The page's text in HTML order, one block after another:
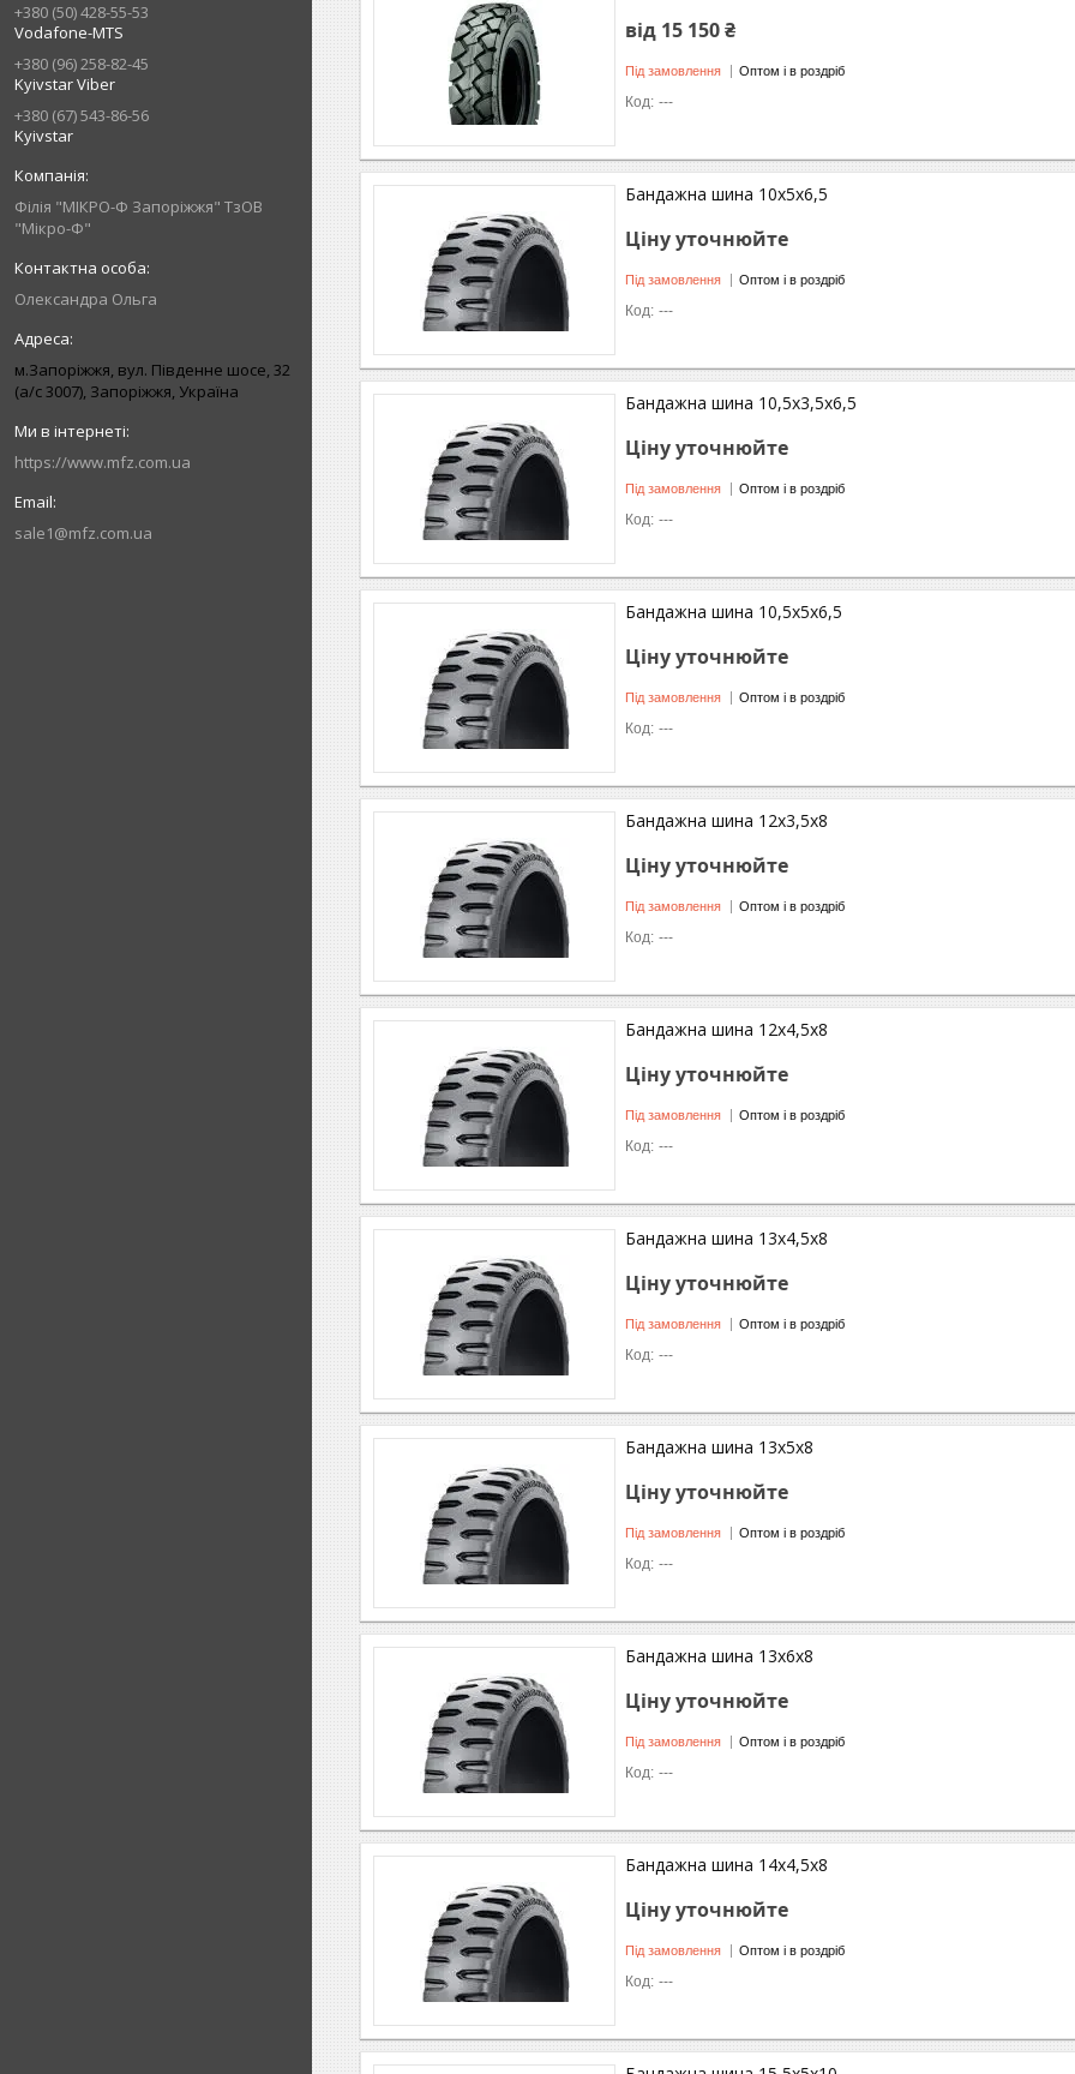
+380 (50) 428-55-53
Vodafone-MTS
+380 (96) 258-82-45
Kyivstar Viber
+380 (67) 543-86-56
Kyivstar
Філія "МІКРО-Ф Запоріжжя" ТзОВ
"Мікро-Ф"
Олександра Ольга
м.Запоріжжя, вул. Південне шосе, 32
(а/с 3007), Запоріжжя, Україна
https://www.mfz.com.ua
sale1@mfz.com.ua
від 15 150 ₴
Під замовлення Оптом і в роздріб
---
Бандажна шина 10x5x6,5
Ціну уточнюйте
Під замовлення Оптом і в роздріб
---
Бандажна шина 10,5x3,5x6,5
Ціну уточнюйте
Під замовлення Оптом і в роздріб
---
Бандажна шина 10,5x5x6,5
Ціну уточнюйте
Під замовлення Оптом і в роздріб
---
Бандажна шина 12x3,5x8
Ціну уточнюйте
Під замовлення Оптом і в роздріб
---
Бандажна шина 12x4,5x8
Ціну уточнюйте
Під замовлення Оптом і в роздріб
---
Бандажна шина 13x4,5x8
Ціну уточнюйте
Під замовлення Оптом і в роздріб
---
Бандажна шина 13x5x8
Ціну уточнюйте
Під замовлення Оптом і в роздріб
---
Бандажна шина 13x6x8
Ціну уточнюйте
Під замовлення Оптом і в роздріб
---
Бандажна шина 14x4,5x8
Ціну уточнюйте
Під замовлення Оптом і в роздріб
---